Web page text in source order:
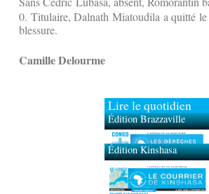
0. Titulaire, Dalnath Miatoudila a quitté
blessure.
Camille Delourme
Lire le quotidien
Édition Brazzaville
Édition Kinshasa